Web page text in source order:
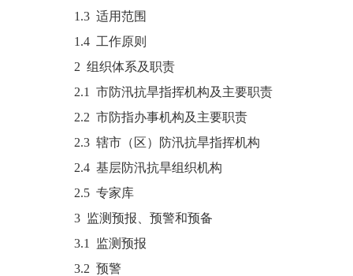
1.3 适用范围
1.4 工作原则
2 组织体系及职责
2.1 市防汛抗旱指挥机构及主要职责
2.2 市防指办事机构及主要职责
2.3 辖市（区）防汛抗旱指挥机构
2.4 基层防汛抗旱组织机构
2.5 专家库
3 监测预报、预警和预备
3.1 监测预报
3.2 预警